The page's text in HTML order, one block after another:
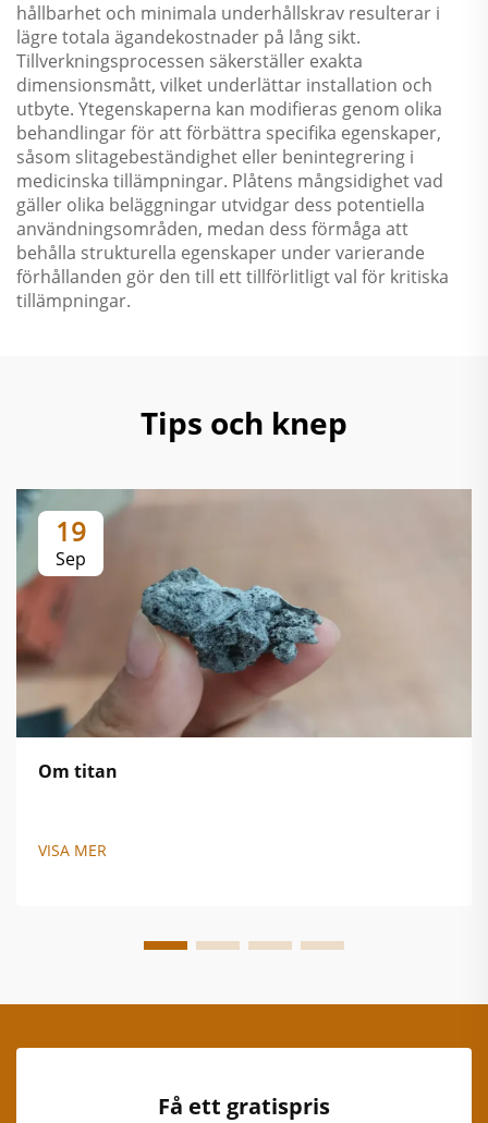
hållbarhet och minimala underhållskrav resulterar i
lägre totala ägandekostnader på lång sikt.
Tillverkningsprocessen säkerställer exakta
dimensionsmått, vilket underlättar installation och
utbyte. Ytegenskaperna kan modifieras genom olika
behandlingar för att förbättra specifika egenskaper,
såsom slitagebeständighet eller benintegrering i
medicinska tillämpningar. Plåtens mångsidighet vad
gäller olika beläggningar utvidgar dess potentiella
användningsområden, medan dess förmåga att
behålla strukturella egenskaper under varierande
förhållanden gör den till ett tillförlitligt val för kritiska
tillämpningar.
Tips och knep
19
Sep
Om titan
VISA MER
Få ett gratispris